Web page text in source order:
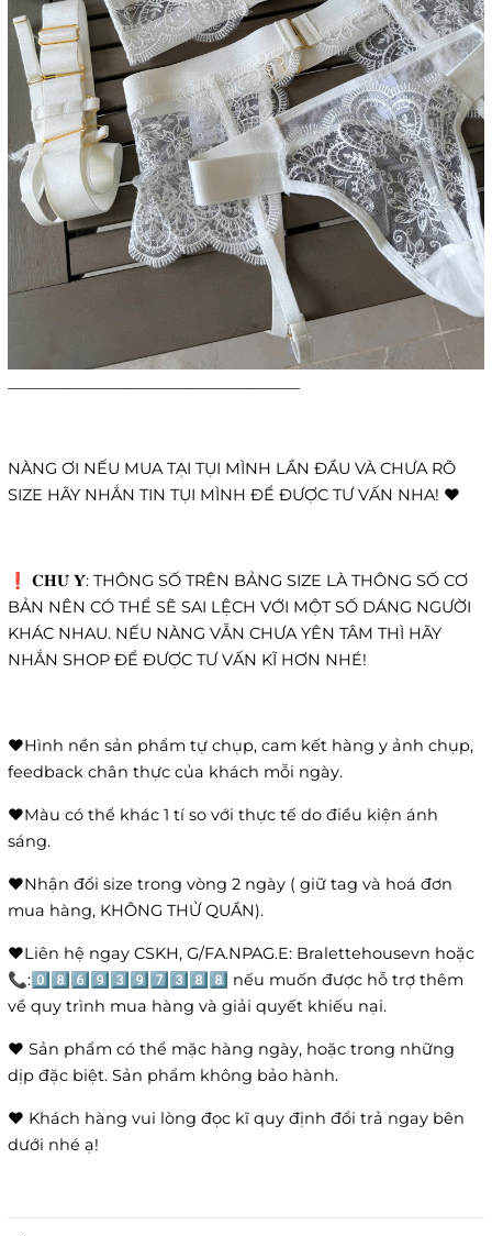
NÀNG ƠI NẾU MUA TẠI TỤI MÌNH LẦN ĐẦU VÀ CHƯA RÕ
SIZE HÃY NHẮN TIN TỤI MÌNH ĐỂ ĐƯỢC TƯ VẤN NHA! ❤️
❗️ 𝐂𝐇𝐔́ 𝐘́: THÔNG SỐ TRÊN BẢNG SIZE LÀ THÔNG SỐ CƠ
BẢN NÊN CÓ THỂ SẼ SAI LỆCH VỚI MỘT SỐ DÁNG NGƯỜI
KHÁC NHAU. NẾU NÀNG VẪN CHƯA YÊN TÂM THÌ HÃY
NHẮN SHOP ĐỂ ĐƯỢC TƯ VẤN KĨ HƠN NHÉ!
❤️Hình nền sản phẩm tự chụp, cam kết hàng y ảnh chụp,
feedback chân thực của khách mỗi ngày.
❤️Màu có thể khác 1 tí so với thực tế do điều kiện ánh
sáng.
❤️Nhận đổi size trong vòng 2 ngày ( giữ tag và hoá đơn
mua hàng, KHÔNG THỬ QUẦN).
❤️Liên hệ ngay CSKH, G/FA.NPAG.E: Bralettehousevn hoặc
📞:0️⃣8️⃣6️⃣9️⃣3️⃣9️⃣7️⃣3️⃣8️⃣8️⃣ nếu muốn được hỗ trợ thêm
về quy trình mua hàng và giải quyết khiếu nại.
❤️ Sản phẩm có thể mặc hàng ngày, hoặc trong những
dịp đặc biệt. Sản phẩm không bảo hành.
❤️ Khách hàng vui lòng đọc kĩ quy định đổi trả ngay bên
dưới nhé ạ!